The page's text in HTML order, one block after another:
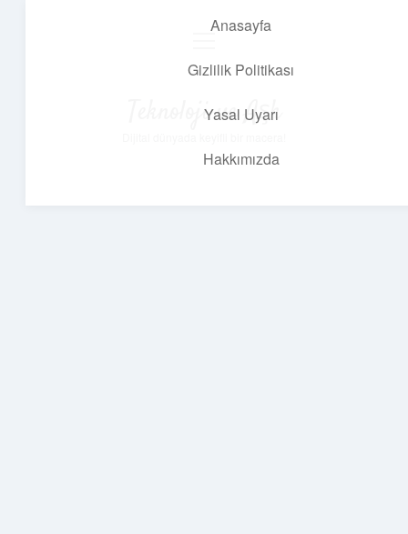
Anasayfa
Gizlilik Politikası
Yasal Uyarı
Hakkımızda
Teknoloji ve Aşk